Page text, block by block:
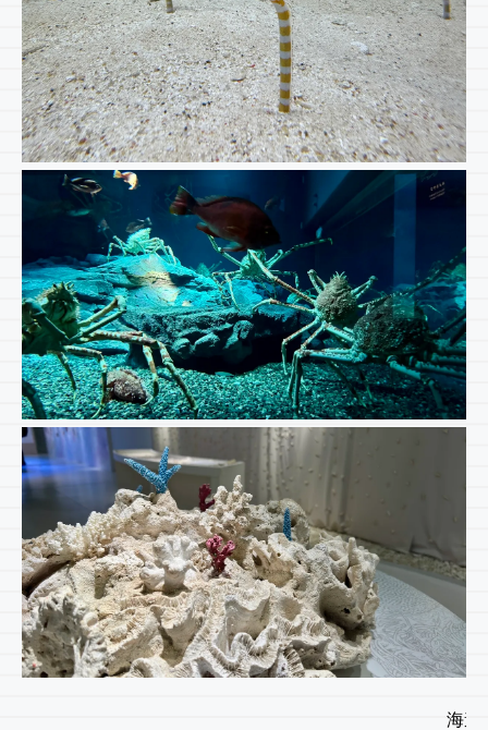
海遊